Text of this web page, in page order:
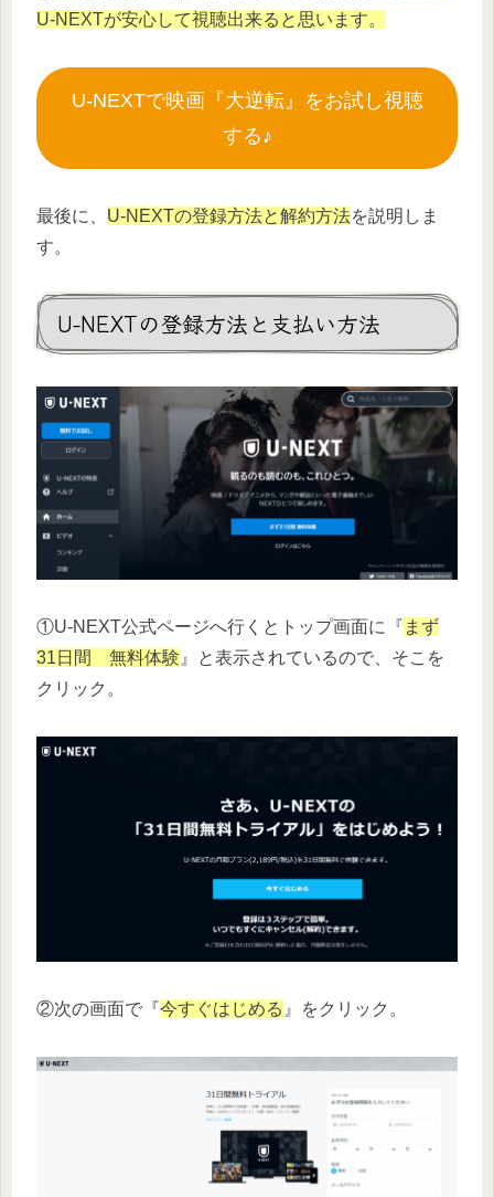
U-NEXTが安心して視聴出来ると思います。
U-NEXTで映画『大逆転』をお試し視聴
する♪
最後に、 U-NEXTの登録方法と解約方法を説明しま
す。
U-NEXTの登録方法と支払い方法
①U-NEXT公式ページへ行くとトップ画面に『 まず
31日間 無料体験 』と表示されているので、そこを
クリック。
②次の画面で『今すぐはじめる 』をクリック。